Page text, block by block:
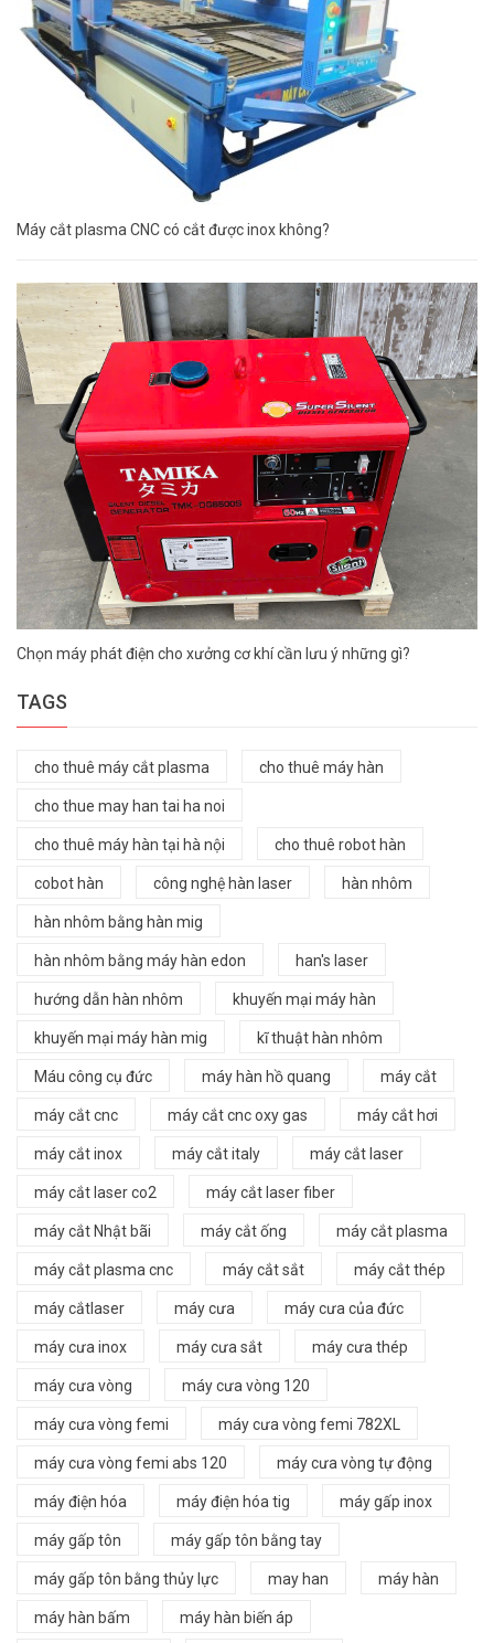
Máy cắt plasma CNC có cắt được inox không?
Chọn máy phát điện cho xưởng cơ khí cần lưu ý những gì?
TAGS
cho thuê máy cắt plasma cho thuê máy hàn
cho thue may han tai ha noi
cho thuê máy hàn tại hà nội cho thuê robot hàn
cobot hàn công nghệ hàn laser hàn nhôm
hàn nhôm bằng hàn mig
hàn nhôm bằng máy hàn edon han's laser
hướng dẫn hàn nhôm khuyến mại máy hàn
khuyến mại máy hàn mig kĩ thuật hàn nhôm
Máu công cụ đức máy hàn hồ quang máy cắt
máy cắt cnc máy cắt cnc oxy gas máy cắt hơi
máy cắt inox máy cắt italy máy cắt laser
máy cắt laser co2 máy cắt laser fiber
máy cắt Nhật bãi máy cắt ống máy cắt plasma
máy cắt plasma cnc máy cắt sắt máy cắt thép
máy cắtlaser máy cưa máy cưa của đức
máy cưa inox máy cưa sắt máy cưa thép
máy cưa vòng máy cưa vòng 120
máy cưa vòng femi máy cưa vòng femi 782XL
máy cưa vòng femi abs 120 máy cưa vòng tự động
máy điện hóa máy điện hóa tig máy gấp inox
máy gấp tôn máy gấp tôn bằng tay
máy gấp tôn bằng thủy lực may han máy hàn
máy hàn bấm máy hàn biến áp